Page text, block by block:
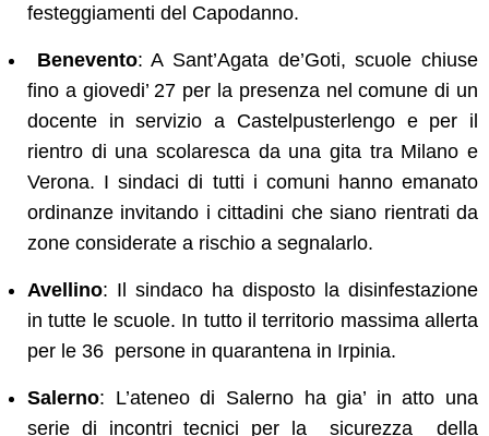
festeggiamenti del Capodanno.
Benevento: A Sant’Agata de’Goti, scuole chiuse
fino a giovedi’ 27 per la presenza nel comune di un
docente in servizio a Castelpusterlengo e per il
rientro di una scolaresca da una gita tra Milano e
Verona. I sindaci di tutti i comuni hanno emanato
ordinanze invitando i cittadini che siano rientrati da
zone considerate a rischio a segnalarlo.
Avellino: Il sindaco ha disposto la disinfestazione
in tutte le scuole. In tutto il territorio massima allerta
per le 36 persone in quarantena in Irpinia.
Salerno: L’ateneo di Salerno ha gia’ in atto una
serie di incontri tecnici per la sicurezza della